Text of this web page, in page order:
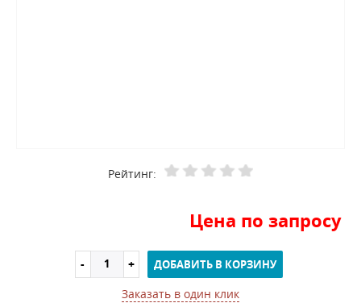
Рейтинг:
Цена по запросу
ДОБАВИТЬ В КОРЗИНУ
Заказать в один клик